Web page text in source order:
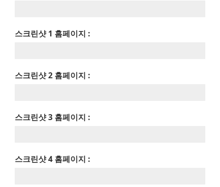
스크린샷 1 홈페이지 :
스크린샷 2 홈페이지 :
스크린샷 3 홈페이지 :
스크린샷 4 홈페이지 :